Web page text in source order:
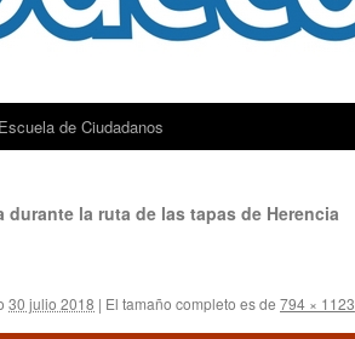
de Ciudadanos
la ruta de las tapas de Herencia
30 julio 2018 | El tamaño completo es de 794 × 1123